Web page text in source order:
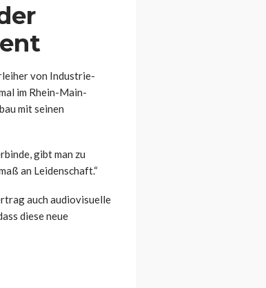
von Industrie-
im Rhein-Main-
mit seinen
gibt man zu
an Leidenschaft.“
auch audiovisuelle
diese neue